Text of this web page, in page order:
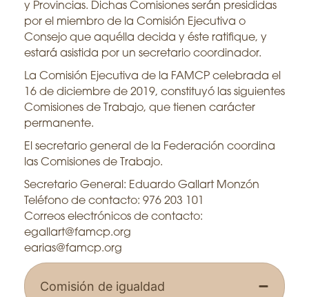
y Provincias. Dichas Comisiones serán presididas
por el miembro de la Comisión Ejecutiva o
Consejo que aquélla decida y éste ratifique, y
estará asistida por un secretario coordinador.
La Comisión Ejecutiva de la FAMCP celebrada el
16 de diciembre de 2019, constituyó las siguientes
Comisiones de Trabajo, que tienen carácter
permanente.
El secretario general de la Federación coordina
las Comisiones de Trabajo.
Secretario General: Eduardo Gallart Monzón
Teléfono de contacto: 976 203 101
Correos electrónicos de contacto:
egallart@famcp.org
earias@famcp.org
Comisión de igualdad